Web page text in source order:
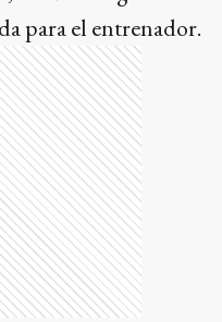
para el entrenador.